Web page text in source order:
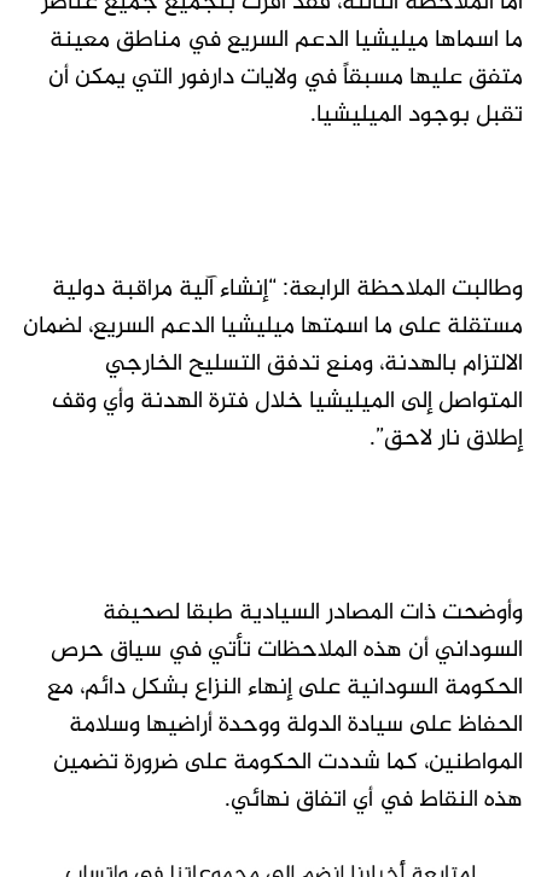
ما اسماها ميليشيا الدعم السريع في مناطق معينة
متفق عليها مسبقاً في ولايات دارفور التي يمكن أن
تقبل بوجود الميليشيا.
وطالبت الملاحظة الرابعة: “إنشاء آلية مراقبة دولية
مستقلة على ما اسمتها ميليشيا الدعم السريع، لضمان
الالتزام بالهدنة، ومنع تدفق التسليح الخارجي
المتواصل إلى الميليشيا خلال فترة الهدنة وأي وقف
إطلاق نار لاحق”.
وأوضحت ذات المصادر السيادية طبقا لصحيفة
السوداني أن هذه الملاحظات تأتي في سياق حرص
الحكومة السودانية على إنهاء النزاع بشكل دائم، مع
الحفاظ على سيادة الدولة ووحدة أراضيها وسلامة
المواطنين، كما شددت الحكومة على ضرورة تضمين
هذه النقاط في أي اتفاق نهائي.